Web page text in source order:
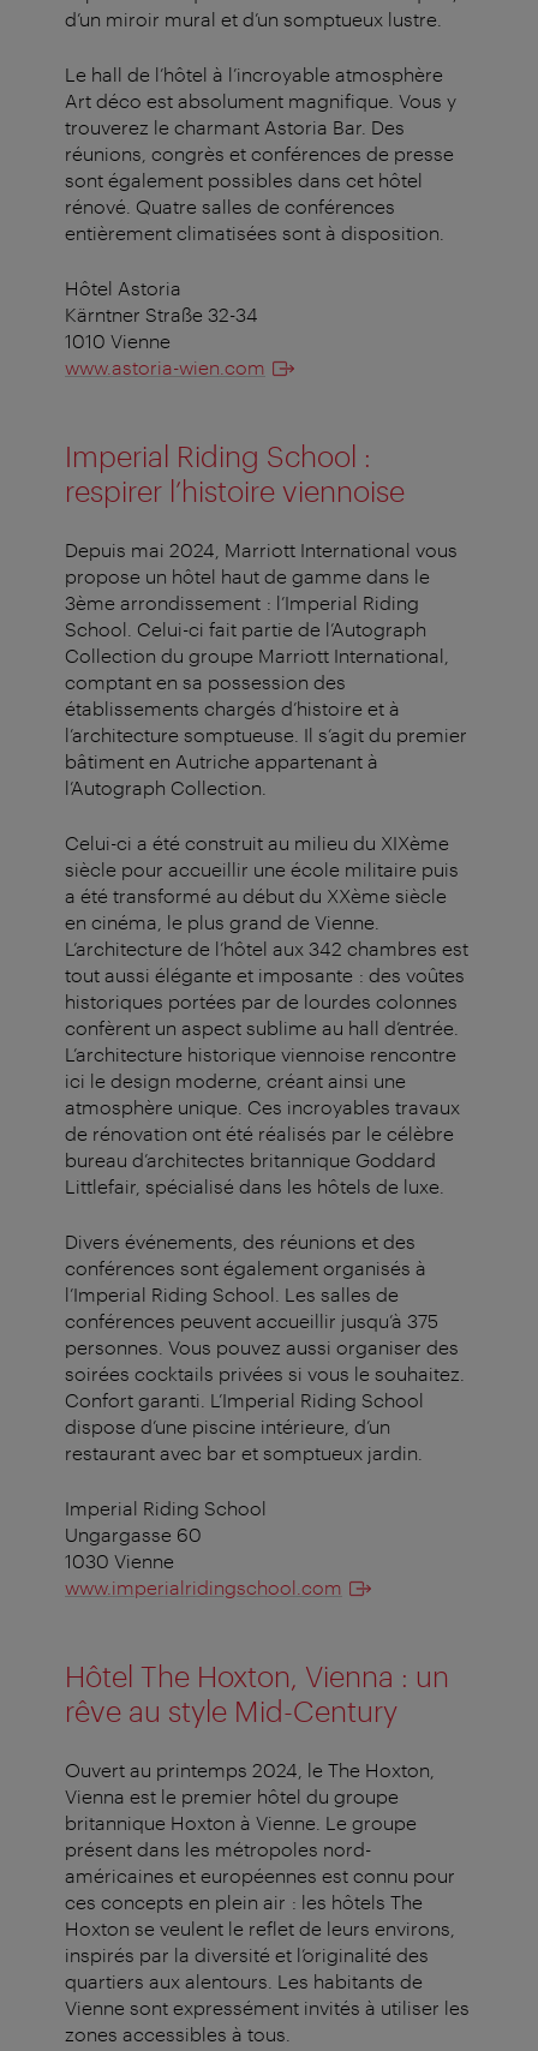
d’un miroir mural et d’un somptueux lustre.
Le hall de l’hôtel à l’incroyable atmosphère
Art déco est absolument magnifique. Vous y
trouverez le charmant Astoria Bar. Des
réunions, congrès et conférences de presse
sont également possibles dans cet hôtel
rénové. Quatre salles de conférences
entièrement climatisées sont à disposition.
Hôtel Astoria
Kärntner Straße 32-34
1010 Vienne
www.astoria-wien.com
Imperial Riding School :
respirer l’histoire viennoise
Depuis mai 2024, Marriott International vous
propose un hôtel haut de gamme dans le
3ème arrondissement : l’Imperial Riding
School. Celui-ci fait partie de l’Autograph
Collection du groupe Marriott International,
comptant en sa possession des
établissements chargés d’histoire et à
l’architecture somptueuse. Il s’agit du premier
bâtiment en Autriche appartenant à
l’Autograph Collection.
Celui-ci a été construit au milieu du XIXème
siècle pour accueillir une école militaire puis
a été transformé au début du XXème siècle
en cinéma, le plus grand de Vienne.
L’architecture de l’hôtel aux 342 chambres est
tout aussi élégante et imposante : des voûtes
historiques portées par de lourdes colonnes
confèrent un aspect sublime au hall d’entrée.
L’architecture historique viennoise rencontre
ici le design moderne, créant ainsi une
atmosphère unique. Ces incroyables travaux
de rénovation ont été réalisés par le célèbre
bureau d’architectes britannique Goddard
Littlefair, spécialisé dans les hôtels de luxe.
Divers événements, des réunions et des
conférences sont également organisés à
l’Imperial Riding School. Les salles de
conférences peuvent accueillir jusqu’à 375
personnes. Vous pouvez aussi organiser des
soirées cocktails privées si vous le souhaitez.
Confort garanti. L’Imperial Riding School
dispose d’une piscine intérieure, d’un
restaurant avec bar et somptueux jardin.
Imperial Riding School
Ungargasse 60
1030 Vienne
www.imperialridingschool.com
Hôtel The Hoxton, Vienna : un
rêve au style Mid-Century
Ouvert au printemps 2024, le The Hoxton,
Vienna est le premier hôtel du groupe
britannique Hoxton à Vienne. Le groupe
présent dans les métropoles nord-
américaines et européennes est connu pour
ces concepts en plein air : les hôtels The
Hoxton se veulent le reflet de leurs environs,
inspirés par la diversité et l’originalité des
quartiers aux alentours. Les habitants de
Vienne sont expressément invités à utiliser les
zones accessibles à tous.